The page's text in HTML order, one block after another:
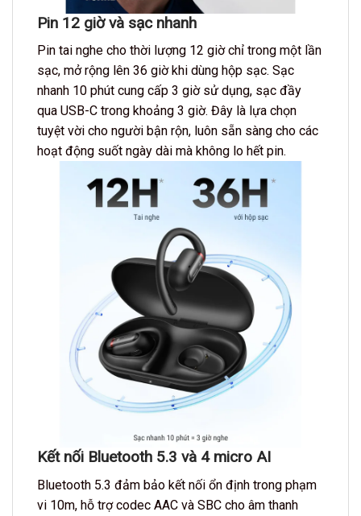
Pin 12 giờ và sạc nhanh
Pin tai nghe cho thời lượng 12 giờ chỉ trong một lần
sạc, mở rộng lên 36 giờ khi dùng hộp sạc. Sạc
nhanh 10 phút cung cấp 3 giờ sử dụng, sạc đầy
qua USB-C trong khoảng 3 giờ. Đây là lựa chọn
tuyệt vời cho người bận rộn, luôn sẵn sàng cho các
hoạt động suốt ngày dài mà không lo hết pin.
Kết nối Bluetooth 5.3 và 4 micro AI
Bluetooth 5.3 đảm bảo kết nối ổn định trong phạm
vi 10m, hỗ trợ codec AAC và SBC cho âm thanh